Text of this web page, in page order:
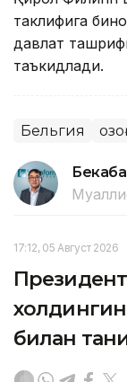
таклифига
давлат
таъкидлади.
Бельгия
17:12, 05 Август 2026
билан